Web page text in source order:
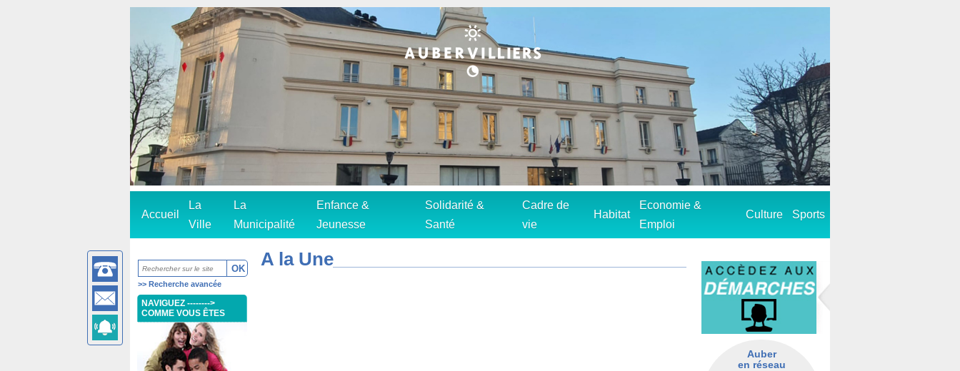
Accueil
La
Ville
La
Municipalité
Enfance &
Jeunesse
Solidarité &
Santé
Cadre de
vie
Habitat
Economie &
Emploi
Culture Sports
>> Recherche avancée
NAVIGUEZ -------->
COMME VOUS ÊTES
A la Une
Auber
en réseau